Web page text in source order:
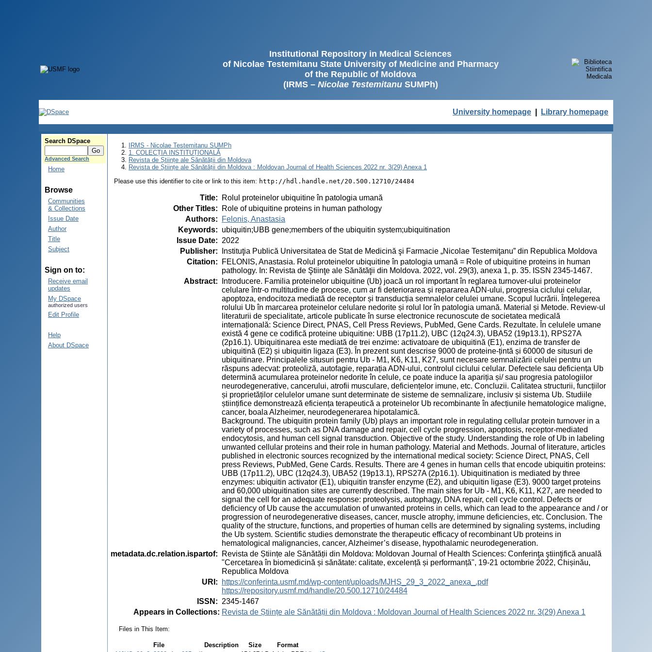
Institutional Repository in Medical Sciences
of Nicolae Testemitanu State University of Medicine and Pharmacy
of the Republic of Moldova
(IRMS – Nicolae TestemitanuSUMPh)
University homepage Library homepage
Search DSpace
Advanced Search
Home
Browse
Communities
& Collections
Issue Date
Author
Title
Subject
Sign on to:
Receive email
updates
My DSpace
authorized users
Edit Profile
Help
About DSpace
IRMS - Nicolae Testemitanu SUMPh
1. COLECȚIA INSTITUȚIONALĂ
Revista de Științe ale Sănătății din Moldova
Revista de Științe ale Sănătății din Moldova : Moldovan Journal of Health Sciences 2022 nr. 3(29) Anexa 1
Please use this identifier to cite or link to this item: http://hdl.handle.net/20.500.12710/24484
Title:
Rolul proteinelor ubiquitine în patologia umană
Other Titles:
Role of ubiquitine proteins in human pathology
Authors:
Felonis, Anastasia
Keywords: ubiquitin;UBB gene;members of the ubiquitin system;ubiquitination
Issue Date: 2022
Publisher:
Instituţia Publică Universitatea de Stat de Medicină şi Farmacie „Nicolae Testemiţanu” din Republica Moldova
Citation:
FELONIS, Anastasia. Rolul proteinelor ubiquitine în patologia umană = Role of ubiquitine proteins in human
pathology. In: Revista de Ştiinţe ale Sănătăţii din Moldova. 2022, vol. 29(3), anexa 1, p. 35. ISSN 2345-1467.
Abstract:
Introducere. Familia proteinelor ubiquitine (Ub) joacă un rol important în reglarea turnover-ului proteinelor
celulare într-o multitudine de procese, cum ar fi deteriorarea și repararea ADN-ului, progresia ciclului celular,
apoptoza, endocitoza mediată de receptor și transducția semnalelor celulei umane. Scopul lucrării. Înțelegerea
rolului Ub în marcarea proteinelor celulare nedorite și rolul lor în patologia umană. Material și Metode. Review-ul
literaturii de specialitate, articole publicate în surse electronice recunoscute de societatea medicală
internațională: Science Direct, PNAS, Cell Press Reviews, PubMed, Gene Cards. Rezultate. În celulele umane
există 4 gene ce codifică proteine ubiquitine: UBB (17p11.2), UBC (12q24.3), UBA52 (19p13.1), RPS27A
(2p16.1). Ubiquitinarea este mediată de trei enzime: activatoare de ubiquitină (E1), enzima de transfer de
ubiquitină (E2) și ubiquitin ligaza (E3). În prezent sunt descrise 9000 de proteine-țintă și 60000 de situsuri de
ubiquitinare. Principalele situsuri pentru Ub - M1, K6, K11, K27, sunt necesare semnalizării celulei pentru un
răspuns adecvat: proteoliză, autofagie, reparația ADN-ului, controlul ciclului celular. Defectele sau deficiența Ub
determină acumularea proteinelor nedorite în celule, ce poate induce la apariția și/ sau progresia patologiilor
neurodegenerative, cancerului, atrofii musculare, deficiențelor imune, etc. Concluzii. Calitatea structurii, funcțiilor
și proprietăților celulelor umane sunt determinate de sisteme de semnalizare, inclusiv și sistema Ub. Studiile
științifice demonstrează eficiența terapeutică a proteinelor Ub recombinante în afecțiunile hematologice maligne,
cancer, boala Alzheimer, neurodegenerarea hipotalamică.
Background. The ubiquitin protein family (Ub) plays an important role in regulating cellular protein turnover in a
variety of processes, such as DNA damage and repair, cell cycle progression, apoptosis, receptor-mediated
endocytosis, and human cell signal transduction. Objective of the study. Understanding the role of Ub in labeling
unwanted cellular proteins and their role in human pathology. Material and Methods. Journal of literature, articles
published in electronic sources recognized by the international medical society: Science Direct, PNAS, Cell
press Reviews, PubMed, Gene Cards. Results. There are 4 genes in human cells that encode ubiquitin proteins:
UBB (17p11.2), UBC (12q24.3), UBA52 (19p13.1), RPS27A (2p16.1). Ubiquitination is mediated by three
enzymes: ubiquitin activator (E1), ubiquitin transfer enzyme (E2), and ubiquitin ligase (E3). 9000 target proteins
and 60,000 ubiquitination sites are currently described. The main sites for Ub - M1, K6, K11, K27, are needed to
signal the cell for an adequate response: proteolysis, autophagy, DNA repair, cell cycle control. Defects or
deficiency of Ub cause the accumulation of unwanted proteins in cells, which can lead to the appearance and / or
progression of neurodegenerative diseases, cancer, muscle atrophy, immune deficiencies, etc. Conclusion. The
quality of the structure, functions, and properties of human cells are determined by signaling systems, including
the Ub system. Scientific studies demonstrate the therapeutic efficacy of recombinant Ub proteins in
hematological malignancies, cancer, Alzheimer’s disease, hypothalamic neurodegeneration.
metadata.dc.relation.ispartof:
Revista de Științe ale Sănătății din Moldova: Moldovan Journal of Health Sciences: Conferinţa ştiinţifică anuală
"Cercetarea în biomedicină și sănătate: calitate, excelență și performanță", 19-21 octombrie 2022, Chișinău,
Republica Moldova
URI :
https://conferinta.usmf.md/wp-content/uploads/MJHS_29_3_2022_anexa_.pdf
https://repository.usmf.md/handle/20.500.12710/24484
ISSN : 2345-1467
Appears in Collections: Revista de Științe ale Sănătății din Moldova : Moldovan Journal of Health Sciences 2022 nr. 3(29) Anexa 1
Files in This Item:
File Description Size
Format